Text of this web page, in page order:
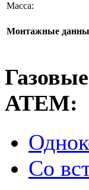
Масса:
Монтажные
АТЕМ:
Со